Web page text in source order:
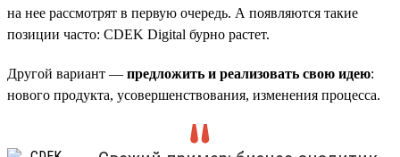
на нее рассмотрят в первую очередь. А появляются такие
позиции часто: CDEK Digital бурно растет.
Другой вариант — предложить и реализовать свою идею:
нового продукта, усовершенствования, изменения процесса.